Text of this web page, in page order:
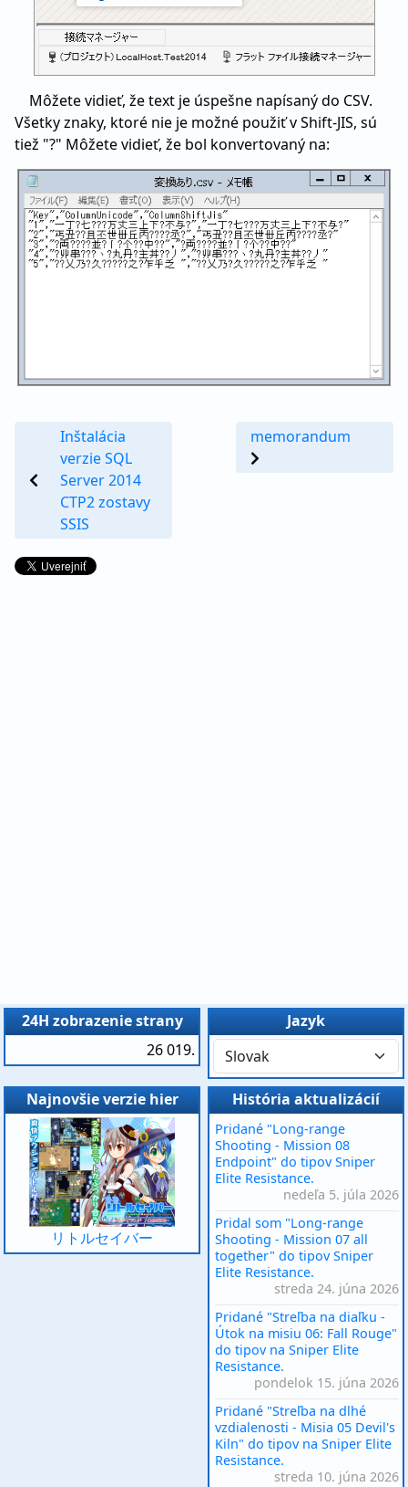
Môžete vidieť, že text je úspešne napísaný do CSV.
Všetky znaky, ktoré nie je možné použiť v Shift-JIS, sú
tiež "?" Môžete vidieť, že bol konvertovaný na:
Inštalácia
verzie SQL
Server 2014
CTP2 zostavy
SSIS
memorandum
24H zobrazenie strany
26 019.
Jazyk
Najnovšie verzie hier
リトルセイバー
História aktualizácií
Pridané "Long-range
Shooting - Mission 08
Endpoint" do tipov Sniper
Elite Resistance.
nedeľa 5. júla 2026
Pridal som "Long-range
Shooting - Mission 07 all
together" do tipov Sniper
Elite Resistance.
streda 24. júna 2026
Pridané "Streľba na diaľku -
Útok na misiu 06: Fall Rouge"
do tipov na Sniper Elite
Resistance.
pondelok 15. júna 2026
Pridané "Streľba na dlhé
vzdialenosti - Misia 05 Devil's
Kiln" do tipov na Sniper Elite
Resistance.
streda 10. júna 2026